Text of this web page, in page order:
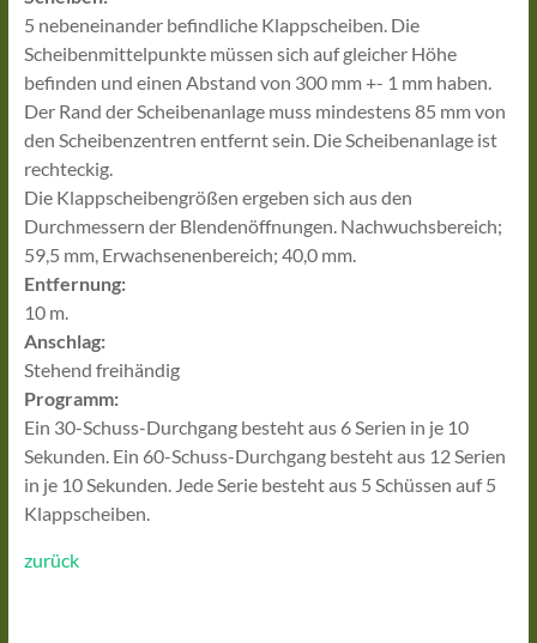
5 nebeneinander befindliche Klappscheiben. Die
Scheibenmittelpunkte müssen sich auf gleicher Höhe
befinden und einen Abstand von 300 mm +- 1 mm haben.
Der Rand der Scheibenanlage muss mindestens 85 mm von
den Scheibenzentren entfernt sein. Die Scheibenanlage ist
rechteckig.
Die Klappscheibengrößen ergeben sich aus den
Durchmessern der Blendenöffnungen. Nachwuchsbereich;
59,5 mm, Erwachsenenbereich; 40,0 mm.
Entfernung:
10 m.
Anschlag:
Stehend freihändig
Programm:
Ein 30-Schuss-Durchgang besteht aus 6 Serien in je 10
Sekunden. Ein 60-Schuss-Durchgang besteht aus 12 Serien
in je 10 Sekunden. Jede Serie besteht aus 5 Schüssen auf 5
Klappscheiben.
zurück